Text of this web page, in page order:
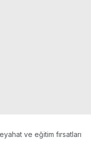
ve eğitim fırsatları